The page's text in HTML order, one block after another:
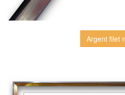
Argent filet